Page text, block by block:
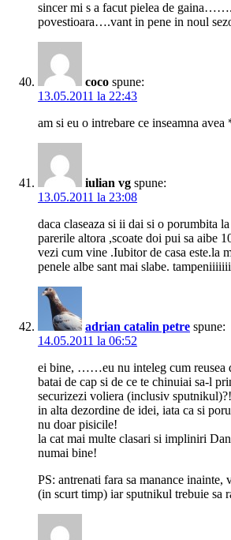
sincer mi s a facut pielea de
povestioara….vant in pene in noul
coco spune:
13.05.2011 la 22:43
am si eu o intrebare ce inseamna
iulian vg spune:
13.05.2011 la 23:08
daca claseaza si ii dai si o porumbita
parerile altora ,scoate doi pui sa aibe
vezi cum vine .Iubitor de casa este.la
penele albe sant mai slabe.
adrian catalin petre spune:
14.05.2011 la 06:52
ei bine, ……eu nu inteleg cum reusea
batai de cap si de ce te chinuiai sa-l
securizezi voliera (inclusiv
in alta dezordine de idei, iata ca si
nu doar pisicile!
la cat mai multe clasari si impliniri
numai bine!
PS: antrenati fara sa manance inainte,
(in scurt timp) iar sputnikul trebuie sa